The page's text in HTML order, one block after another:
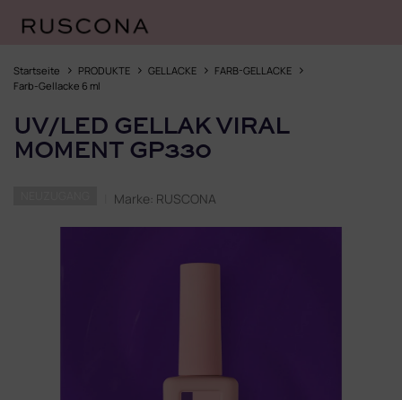
Inhalt
springen
Startseite PRODUKTE GELLACKE
FARB-GELLACKE
Farb-Gellacke 6 ml
UV/LED GELLAK VIRAL
MOMENT GP330
Marke: RUSCONA